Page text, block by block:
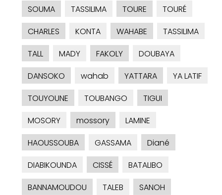
SOUMA
TASSILIMA TOURE
TOURÉ
CHARLES
KONTA WAHABE
TASSILIMA
TALL
MADY FAKOLY
DOUBAYA
DANSOKO
wahab YATTARA
YA LATIF
TOUYOUNE
TOUBANGO
TIGUI
MOSORY
mossory
LAMINE
HAOUSSOUBA
GASSAMA
Diané
DIABIKOUNDA
CISSÉ
BATALIBO
BANNAMOUDOU
TALEB
SANOH